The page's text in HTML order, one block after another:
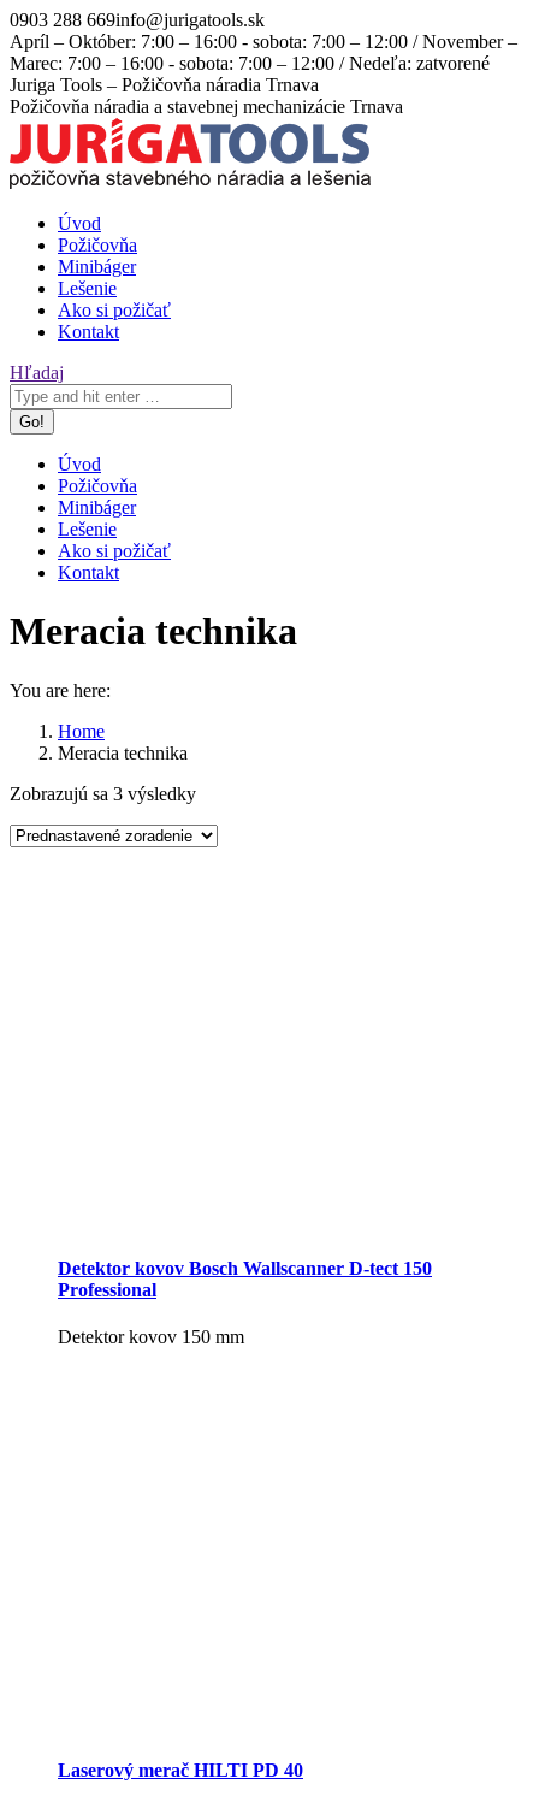
Skip
to
content
0903 288 669info@jurigatools.sk
Apríl – Október: 7:00 – 16:00 - sobota: 7:00 – 12:00 / November –
Marec: 7:00 – 16:00 - sobota: 7:00 – 12:00 / Nedeľa: zatvorené
Facebook
page
opens
in
new
window
Instagram
page
opens
in
new
window
Juriga Tools – Požičovňa náradia Trnava
Požičovňa náradia a stavebnej mechanizácie Trnava
Úvod
Požičovňa
Minibáger
Lešenie
Ako si požičať
Kontakt
Search:
Hľadaj
Úvod
Požičovňa
Minibáger
Lešenie
Ako si požičať
Kontakt
Meracia technika
You are here:
Home
Meracia technika
Zobrazujú sa 3 výsledky
Detektor kovov Bosch Wallscanner D-tect 150
Professional
Detektor kovov 150 mm
Laserový merač HILTI PD 40